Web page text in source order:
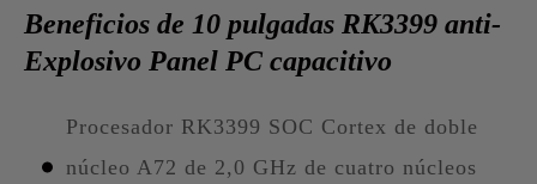
Beneficios de 10 pulgadas RK3399 anti-
Explosivo Panel PC capacitivo
Procesador RK3399 SOC Cortex de doble
núcleo A72 de 2,0 GHz de cuatro núcleos